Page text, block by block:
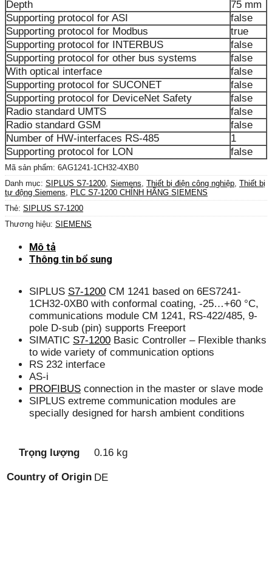
Depth
75 mm
Supporting protocol for ASI
false
Supporting protocol for Modbus
true
Supporting protocol for INTERBUS
false
Supporting protocol for other bus systems
false
With optical interface
false
Supporting protocol for SUCONET
false
Supporting protocol for DeviceNet Safety
false
Radio standard UMTS
false
Radio standard GSM
false
Number of HW-interfaces RS-485
1
Supporting protocol for LON
false
Mã sản phẩm: 6AG1241-1CH32-4XB0
Danh mục: SIPLUS S7-1200 Siemens Thiết bị điện công nghiệp Thiết bị
tự động Siemens
PLC S7-1200 CHÍNH HÃNG SIEMENS
Thẻ: SIPLUS S7-1200
Thương hiệu: SIEMENS
Mô tả
Thông tin bổ sung
SIPLUS S7-1200 CM 1241 based on 6ES7241-
1CH32-0XB0 with conformal coating, -25…+60 °C,
communications module CM 1241, RS-422/485, 9-
pole D-sub (pin) supports Freeport
SIMATIC S7-1200 Basic Controller – Flexible thanks
to wide variety of communication options
RS 232 interface
AS-i
PROFIBUS connection in the master or slave mode
SIPLUS extreme communication modules are
specially designed for harsh ambient conditions
Trọng lượng 0.16 kg
Country of Origin DE